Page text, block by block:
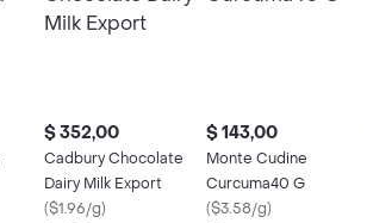
$ 352,00
Cadbury Chocolate
Dairy Milk Export
($1.96/g)
$ 143,00
Monte Cudine
Curcuma40 G
($3.58/g)